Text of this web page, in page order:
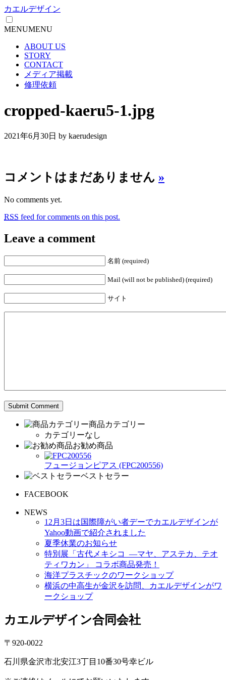
カエルデザイン
MENUMENU
ABOUT US
STORY
CONTACT
メディア掲載
修理依頼
cropped-kaeru5-1.jpg
2021年6月30日 by kaerudesign
コメントはまだありません »
No comments yet.
RSS feed for comments on this post.
Leave a comment
名前 (required)
Mail (will not be published) (required)
サイト
商品カテゴリー
カテゴリーなし
お勧め商品
フュージョンピアス (FPC200556)
ベストセラー
FACEBOOK
NEWS
12月3日は国際障がい者デーでカエルデザインが
Yahoo動画で紹介されました
夏季休業のお知らせ
特別展「古代メキシコ ―マヤ、アステカ、テオ
ティワカン」 コラボ商品発売！
海洋プラスチックのワークショップ
横浜の中高生が金沢を訪問、カエルデザインがワ
ークショップ
カエルデザイン合同会社
〒920-0022
石川県金沢市北安江3丁目10番30号幸ビル